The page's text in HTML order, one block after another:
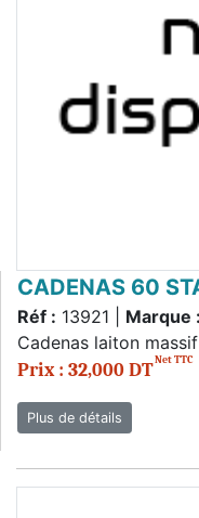
CADENAS 60
Réf : 13921 | Marque :
Cadenas laiton
Prix : 32,000 DTNet TTC
Plus de détails